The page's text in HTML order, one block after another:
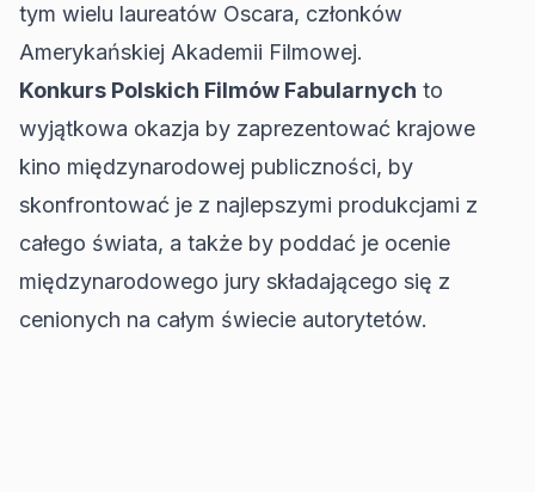
tym wielu laureatów Oscara, członków
Amerykańskiej Akademii Filmowej.
Konkurs Polskich Filmów Fabularnych to
wyjątkowa okazja by zaprezentować krajowe
kino międzynarodowej publiczności, by
skonfrontować je z najlepszymi produkcjami z
całego świata, a także by poddać je ocenie
międzynarodowego jury składającego się z
cenionych na całym świecie autorytetów.